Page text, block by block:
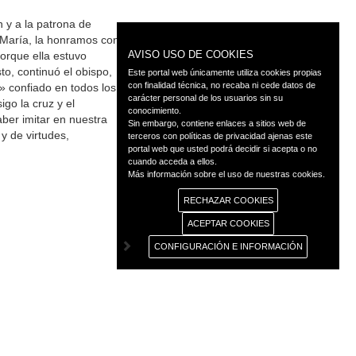
y a la patrona de
la honramos con
ella estuvo
continuó el obispo,
confiado en todos los
la cruz y el
imitar en nuestra
de virtudes,
AVISO USO DE COOKIES
Este portal web únicamente utiliza cookies propias
con finalidad técnica, no recaba ni cede datos de
carácter personal de los usuarios sin su
conocimiento.
Sin embargo, contiene enlaces a sitios web de
terceros con políticas de privacidad ajenas este
portal web que usted podrá decidir si acepta o no
cuando acceda a ellos.
Más información sobre el uso de nuestras cookies.
RECHAZAR COOKIES
ACEPTAR COOKIES
CONFIGURACIÓN E INFORMACIÓN